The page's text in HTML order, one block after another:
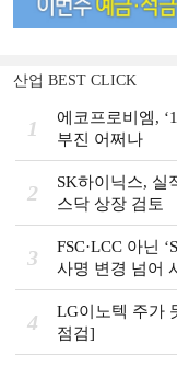
산업 BEST CLICK
1
에코프로비엠,
부진 어쩌나
2
SK하이닉스, 실
스닥 상장 검토
3
FSC·LCC 아닌
사명 변경 넘어
4
LG이노텍 주가
점검]